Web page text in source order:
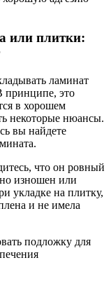
или плитки:
ламинат
принципе, это
в хорошем
некоторые нюансы.
вы найдете
что он ровный
изношен или
укладке на плитку,
и не имела
подложку для